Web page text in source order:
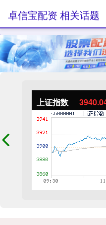
上证指数
卓信宝配资 相关话题